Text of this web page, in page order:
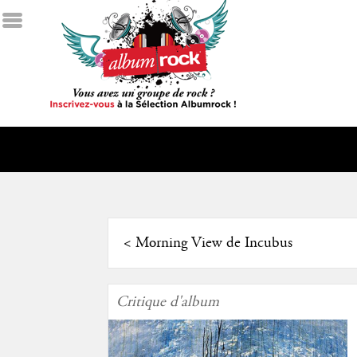
< Morning View de Incubus
Critique d'album